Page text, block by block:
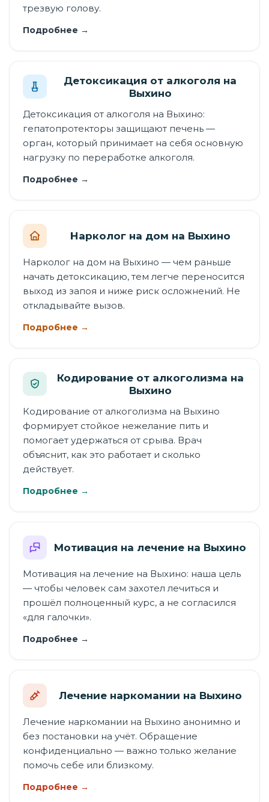
трезвую голову.
Подробнее →
Детоксикация от алкоголя на
Выхино
Детоксикация от алкоголя на Выхино:
гепатопротекторы защищают печень —
орган, который принимает на себя основную
нагрузку по переработке алкоголя.
Подробнее →
Нарколог на дом на Выхино
Нарколог на дом на Выхино — чем раньше
начать детоксикацию, тем легче переносится
выход из запоя и ниже риск осложнений. Не
откладывайте вызов.
Подробнее →
Кодирование от алкоголизма на
Выхино
Кодирование от алкоголизма на Выхино
формирует стойкое нежелание пить и
помогает удержаться от срыва. Врач
объяснит, как это работает и сколько
действует.
Подробнее →
Мотивация на лечение на Выхино
Мотивация на лечение на Выхино: наша цель
— чтобы человек сам захотел лечиться и
прошёл полноценный курс, а не согласился
«для галочки».
Подробнее →
Лечение наркомании на Выхино
Лечение наркомании на Выхино анонимно и
без постановки на учёт. Обращение
конфиденциально — важно только желание
помочь себе или близкому.
Подробнее →